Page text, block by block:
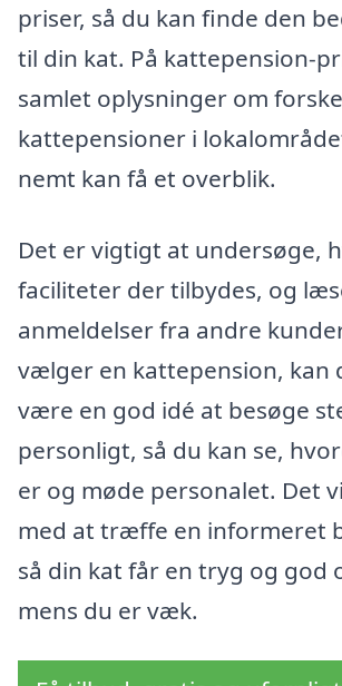
priser, så du kan finde den
til din kat. På kattepension-
samlet oplysninger om
kattepensioner i
nemt kan få et overblik.
Det er vigtigt at undersøge,
faciliteter der tilbydes, og
anmeldelser fra andre
vælger en kattepension, kan
være en god idé at besøge
personligt, så du kan se,
er og møde personalet. Det
med at træffe en informeret
så din kat får en tryg og god
mens du er væk.